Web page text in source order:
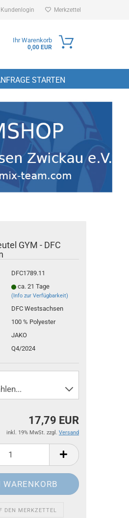
Kundenlogin Merkzettel
Ihr Warenkorb
0,00 EUR
STARTEN
GYM - DFC
DFC1789.11
ca. 21 Tage
(Info zur Verfügbarkeit)
DFC Westsachsen
100 % Polyester
JAKO
Q4/2024
17,79 EUR
inkl. 19% MwSt. zzgl. Versand
DEN MERKZETTEL